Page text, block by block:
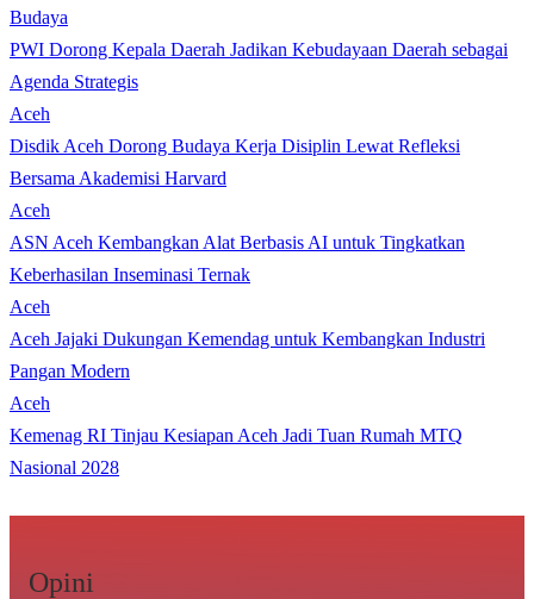
Budaya
PWI Dorong Kepala Daerah Jadikan Kebudayaan Daerah sebagai
Agenda Strategis
Aceh
Disdik Aceh Dorong Budaya Kerja Disiplin Lewat Refleksi
Bersama Akademisi Harvard
Aceh
ASN Aceh Kembangkan Alat Berbasis AI untuk Tingkatkan
Keberhasilan Inseminasi Ternak
Aceh
Aceh Jajaki Dukungan Kemendag untuk Kembangkan Industri
Pangan Modern
Aceh
Kemenag RI Tinjau Kesiapan Aceh Jadi Tuan Rumah MTQ
Nasional 2028
Opini